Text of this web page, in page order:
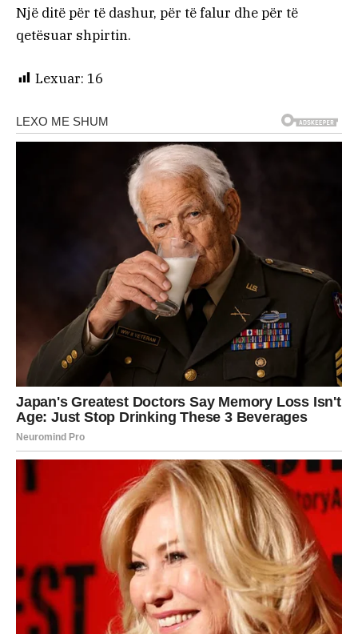
Një ditë për të dashur, për të falur dhe për të
qetësuar shpirtin.
Lexuar: 16